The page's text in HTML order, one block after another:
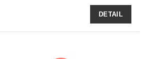
DETAIL